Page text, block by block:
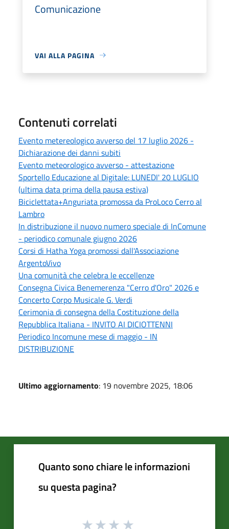
Comunicazione
VAI ALLA PAGINA
Contenuti correlati
Evento metereologico avverso del 17 luglio 2026 -
Dichiarazione dei danni subiti
Evento meteorologico avverso - attestazione
Sportello Educazione al Digitale: LUNEDI' 20 LUGLIO
(ultima data prima della pausa estiva)
Biciclettata+Anguriata promossa da ProLoco Cerro al
Lambro
In distribuzione il nuovo numero speciale di InComune
- periodico comunale giugno 2026
Corsi di Hatha Yoga promossi dall'Associazione
ArgentoVivo
Una comunità che celebra le eccellenze
Consegna Civica Benemerenza "Cerro d'Oro" 2026 e
Concerto Corpo Musicale G. Verdi
Cerimonia di consegna della Costituzione della
Repubblica Italiana - INVITO AI DICIOTTENNI
Periodico Incomune mese di maggio - IN
DISTRIBUZIONE
Ultimo aggiornamento: 19 novembre 2025, 18:06
Quanto sono chiare le informazioni
su questa pagina?